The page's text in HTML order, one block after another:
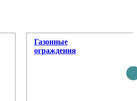
Газонные
ограждения